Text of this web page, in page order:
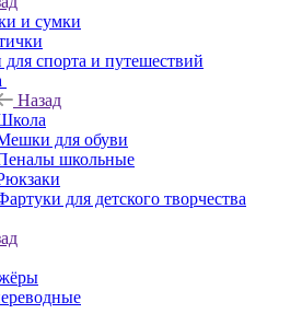
и сумки
спорта и путешествий
Назад
для обуви
школьные
для детского творчества